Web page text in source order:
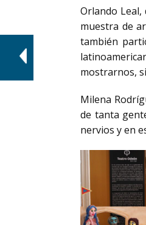
Orlando Leal,
muestra de
también
mostrarnos,
Milena
de tanta
nervios y en